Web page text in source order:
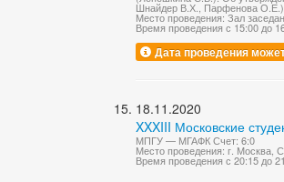
Шнайдер В.Х., Парфенова О.Е.).
Место проведения: Зал
Время проведения с 15:00 до
Дата проведения
18.11.2020
XXXIII Московские
МПГУ — МГАФК Счет: 6:0
Место проведения: г.
Время проведения с 20:15 до